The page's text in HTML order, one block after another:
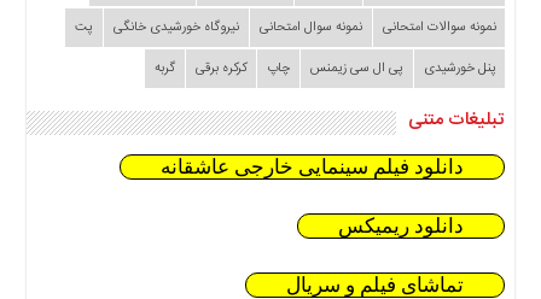
نمونه سوالات امتحانی
نمونه سوال امتحانی نیروگاه خورشیدی خانگی
پت
پنل خورشیدی
پی ال سی زیمنس چاپ کرکره برقی گربه
تبلیغات متنی
دانلود فیلم سینمایی خارجی عاشقانه
دانلود ریمیکس
تماشای فیلم و سریال